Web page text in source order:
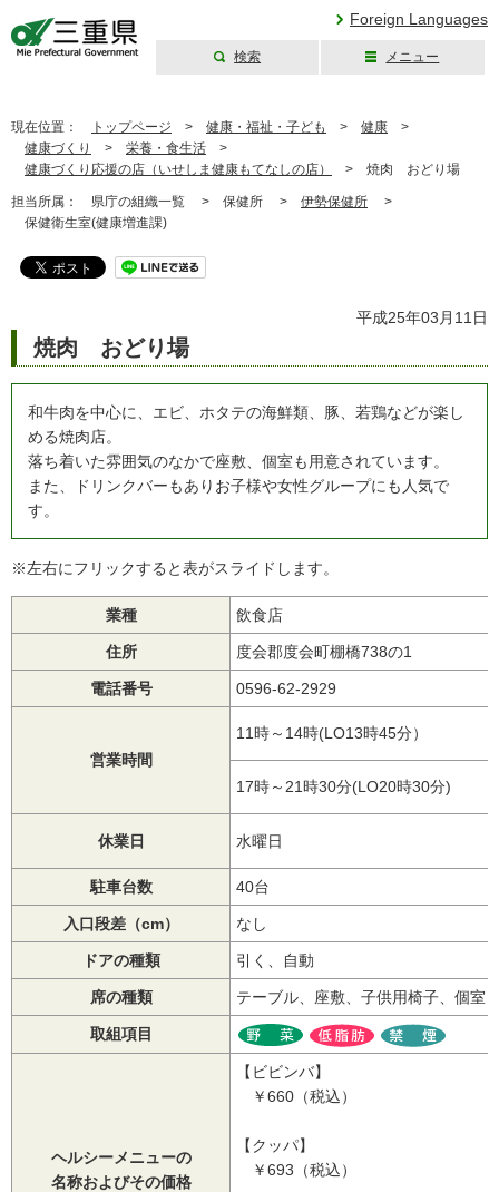
Foreign Languages
検索 メニュー
現在位置： トップページ > 健康・福祉・子ども > 健康 >
健康づくり
> 栄養・食生活 >
健康づくり応援の店（いせしま健康もてなしの店）
> 焼肉 おどり場
担当所属： 県庁の組織一覧 > 保健所 > 伊勢保健所 >
保健衛生室(健康増進課)
平成25年03月11日
焼肉 おどり場
和牛肉を中心に、エビ、ホタテの海鮮類、豚、若鶏などが楽し
める焼肉店。
落ち着いた雰囲気のなかで座敷、個室も用意されています。
また、ドリンクバーもありお子様や女性グループにも人気で
す。
※左右にフリックすると表がスライドします。
業種 飲食店
住所 度会郡度会町棚橋738の1
電話番号 0596-62-2929
営業時間
11時～14時(LO13時45分）
17時～21時30分(LO20時30分)
休業日 水曜日
駐車台数 40台
入口段差（cm） なし
ドアの種類 引く、自動
席の種類 テーブル、座敷、子供用椅子、個室
取組項目
ヘルシーメニューの
名称およびその価格
【ビビンバ】
￥660（税込）
【クッパ】
￥693（税込）